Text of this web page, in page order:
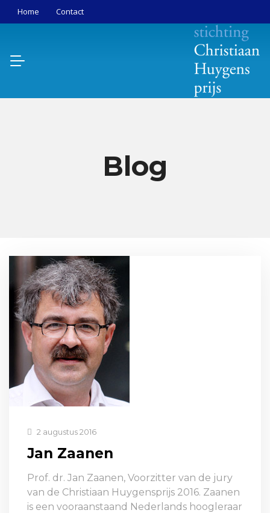
Home Contact
Blog
2 augustus 2016
Jan Zaanen
Prof. dr. Jan Zaanen, Voorzitter van de jury
van de Christiaan Huygensprijs 2016. Zaanen
is een vooraanstaand Nederlands hoogleraar